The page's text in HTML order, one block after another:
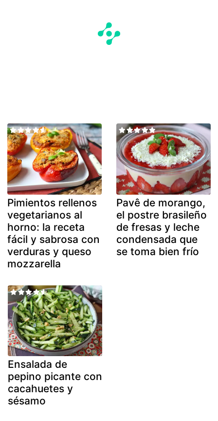
Pimientos rellenos
vegetarianos al
horno: la receta
fácil y sabrosa con
verduras y queso
mozzarella
Pavê de morango,
el postre brasileño
de fresas y leche
condensada que
se toma bien frío
Ensalada de
pepino picante con
cacahuetes y
sésamo